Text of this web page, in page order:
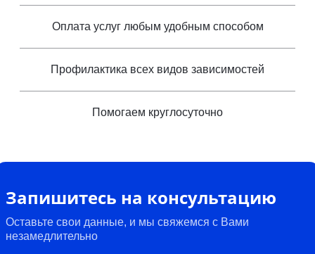
Оплата услуг любым удобным способом
Профилактика всех видов зависимостей
Помогаем круглосуточно
Запишитесь на консультацию
Оставьте свои данные, и мы свяжемся с Вами
незамедлительно